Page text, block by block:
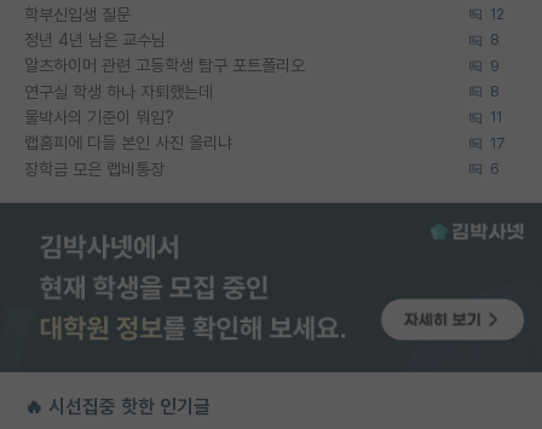
학부신입생 질문 12
정년 4년 남은 교수님 8
알츠하이머 관련 고등학생 탐구 포트폴리오 9
연구실 학생 하나 자퇴했는데 8
물박사의 기준이 뭐임? 11
랩홈피에 다들 본인 사진 올리냐 17
장학금 모은 랩비통장 6
🔥 시선집중 핫한 인기글